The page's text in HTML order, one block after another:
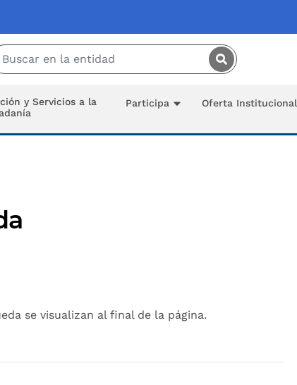
y Servicios a la
Participa Oferta Institucional
se visualizan al final de la página.